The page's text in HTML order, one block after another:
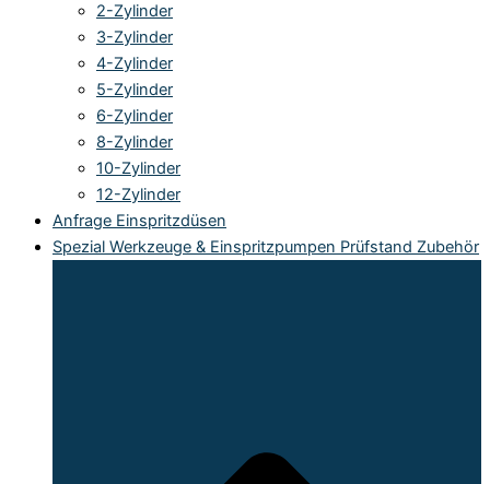
2-Zylinder
3-Zylinder
4-Zylinder
5-Zylinder
6-Zylinder
8-Zylinder
10-Zylinder
12-Zylinder
Anfrage Einspritzdüsen
Spezial Werkzeuge & Einspritzpumpen Prüfstand Zubehör